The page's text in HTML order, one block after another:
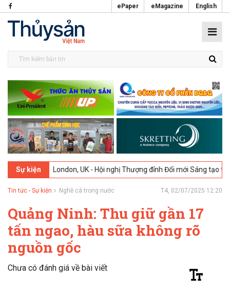
ePaper eMagazine English
Sự kiện
2026 London, UK - Hội nghị Thượng đỉnh Đổi mới Sáng tạo trong
Tin tức - Sự kiện Nghề cá trong nước T4, 02/07/2025 12:20
Quảng Ninh: Thu giữ gần 17
tấn ngao, hàu sữa không rõ
nguồn gốc
Chưa có đánh giá về bài viết